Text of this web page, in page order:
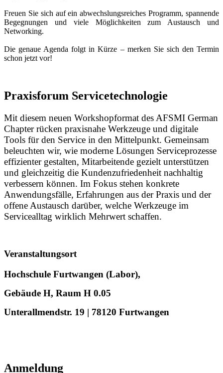
Freuen Sie sich auf ein abwechslungsreiches Programm, spannende
Begegnungen und viele Möglichkeiten zum Austausch und
Networking.
Die genaue Agenda folgt in Kürze – merken Sie sich den Termin
schon jetzt vor!
Praxisforum Servicetechnologie
Mit diesem neuen Workshopformat des AFSMI German
Chapter rücken praxisnahe Werkzeuge und digitale
Tools für den Service in den Mittelpunkt. Gemeinsam
beleuchten wir, wie moderne Lösungen Serviceprozesse
effizienter gestalten, Mitarbeitende gezielt unterstützen
und gleichzeitig die Kundenzufriedenheit nachhaltig
verbessern können. Im Fokus stehen konkrete
Anwendungsfälle, Erfahrungen aus der Praxis und der
offene Austausch darüber, welche Werkzeuge im
Servicealltag wirklich Mehrwert schaffen.
Veranstaltungsort
Hochschule Furtwangen (Labor),
Gebäude H, Raum H 0.05
Unterallmendstr. 19 | 78120 Furtwangen
Anmeldung